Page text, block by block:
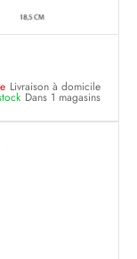
Livraison à domicile
Dans 1 magasins